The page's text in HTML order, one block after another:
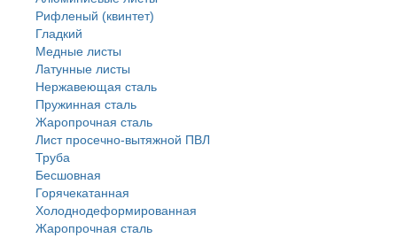
Рифленый (квинтет)
Гладкий
Медные листы
Латунные листы
Нержавеющая сталь
Пружинная сталь
Жаропрочная сталь
Лист просечно-вытяжной ПВЛ
Труба
Бесшовная
Горячекатанная
Холоднодеформированная
Жаропрочная сталь